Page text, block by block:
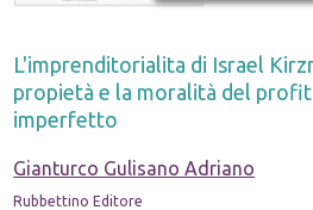
L'imprenditorialita di Israel
propietà e la moralità del
imperfetto
Gianturco Gulisano Adriano
Rubbettino Editore